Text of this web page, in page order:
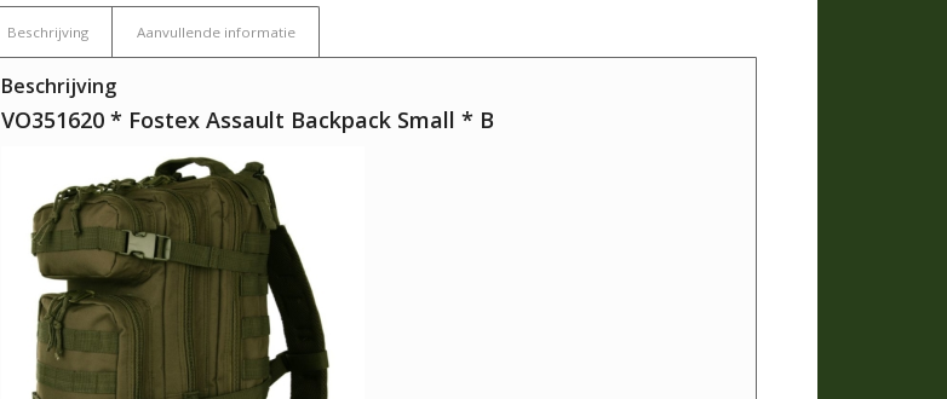
Beschrijving Aanvullende informatie
Beschrijving
VO351620 * Fostex Assault Backpack Small * B